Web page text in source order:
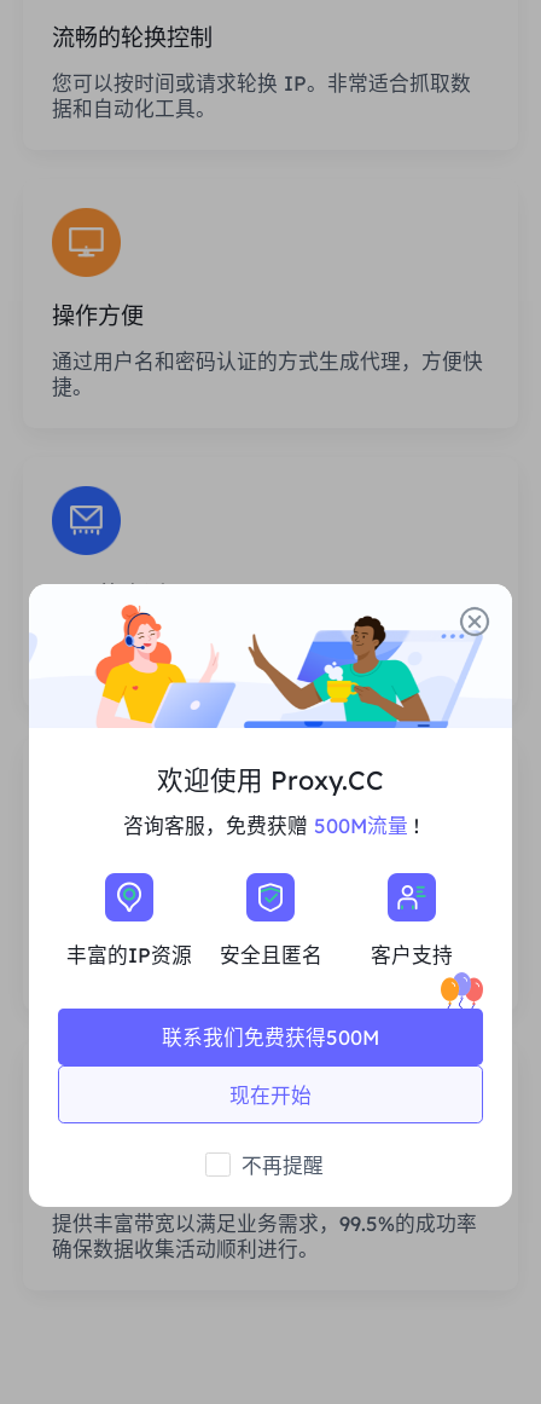
流畅的轮换控制
您可以按时间或请求轮换 IP。非常适合抓取数
据和自动化工具。
操作方便
通过用户名和密码认证的方式生成代理，方便快
捷。
代理的使用次数或调用频率没有限制。您可以一
次生成大量代理。
丰富的住宅IP资源
我们确保我们的IP代理资源是稳定可靠的，我们
不断努力扩大现有的代理池，以满足每一个客户
的需求。
提供丰富带宽以满足业务需求，99.5%的成功率
确保数据收集活动顺利进行。
欢迎使用 Proxy.CC
咨询客服，免费获赠 500M流量 !
丰富的IP资源 安全且匿名 客户支持
现在开始
联系我们免费获得500M
不再提醒